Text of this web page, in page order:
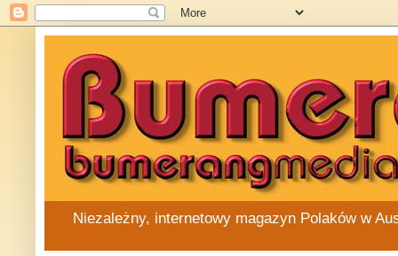
Niezależny, internetowy magazyn Polaków w